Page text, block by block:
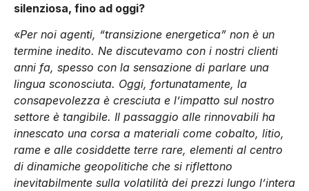
silenziosa, fino ad oggi?
«Per noi agenti, “transizione energetica” non è un
termine inedito. Ne discutevamo con i nostri clienti
anni fa, spesso con la sensazione di parlare una
lingua sconosciuta. Oggi, fortunatamente, la
consapevolezza è cresciuta e l’impatto sul nostro
settore è tangibile. Il passaggio alle rinnovabili ha
innescato una corsa a materiali come cobalto, litio,
rame e alle cosiddette terre rare, elementi al centro
di dinamiche geopolitiche che si riflettono
inevitabilmente sulla volatilità dei prezzi lungo l’intera